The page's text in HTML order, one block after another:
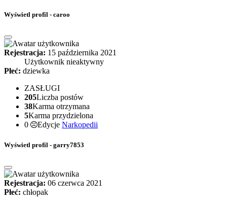
Wyświetl profil - caroo
Rejestracja: 15 października 2021
Użytkownik nieaktywny
Płeć: dziewka
ZASŁUGI
205Liczba postów
38Karma otrzymana
5Karma przydzielona
0
Edycje Narkopedii
Wyświetl profil - garry7853
Rejestracja: 06 czerwca 2021
Płeć: chłopak